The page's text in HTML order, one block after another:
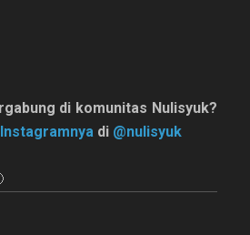
di komunitas Nulisyuk?
Instagramnya di @nulisyuk